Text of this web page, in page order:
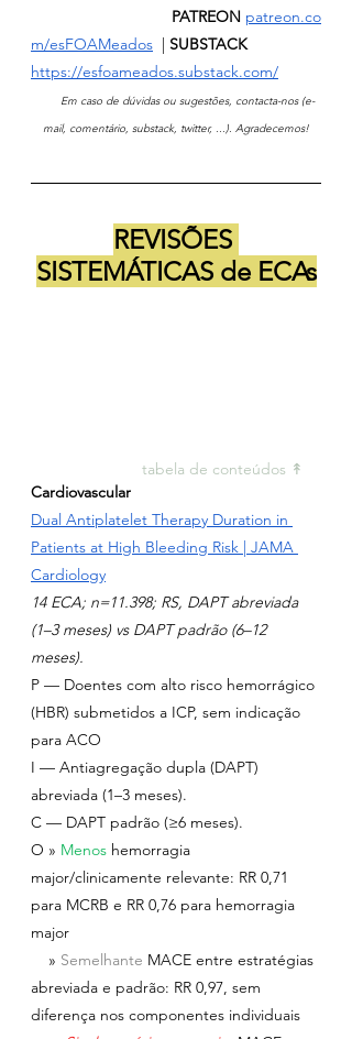
PATREON patreon.co
m/esFOAMeados | SUBSTACK
https://esfoameados.substack.com/
Em caso de dúvidas ou sugestões, contacta-nos (e-
mail, comentário, substack, twitter, ...). Agradecemos!
REVISÕES
SISTEMÁTICAS de ECAs
tabela de conteúdos ↟
Cardiovascular
Dual Antiplatelet Therapy Duration in
Patients at High Bleeding Risk | JAMA
Cardiology
14 ECA; n=11.398; RS, DAPT abreviada
(1–3 meses) vs DAPT padrão (6–12
meses).
P — Doentes com alto risco hemorrágico
(HBR) submetidos a ICP, sem indicação
para ACO
I — Antiagregação dupla (DAPT)
abreviada (1–3 meses).
C — DAPT padrão (≥6 meses).
O » Menos hemorragia
major/clinicamente relevante: RR 0,71
para MCRB e RR 0,76 para hemorragia
major
» Semelhante MACE entre estratégias
abreviada e padrão: RR 0,97, sem
diferença nos componentes individuais